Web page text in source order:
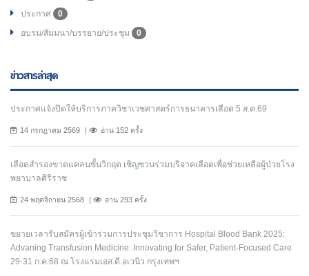
ประกาศ
0
อบรม/สัมมนา/บรรยาย/ประชุม
0
ข่าวสารล่าสุด
ประกาศแจ้งปิดให้บริการภาควิชาเวชศาสตร์การธนาคารเลือด 5 ส.ค.69
14 กรกฎาคม 2569 อ่าน 152 ครั้ง
เลือดสำรองขาดแคลนขั้นวิกฤต เชิญชวนร่วมบริจาคเลือดเพื่อช่วยเหลือผู้ป่วยโรง
พยาบาลศิริราช
24 พฤศจิกายน 2568 อ่าน 293 ครั้ง
ขยายเวลารับสมัครผู้เข้าร่วมการประชุมวิชาการ Hospital Blood Bank 2025:
Advaning Transfusion Medicine: Innovating for Safer, Patient-Focused Care
29-31 ก.ค.68 ณ โรงแรมเอส.ดี.อเวนิว กรุงเทพฯ